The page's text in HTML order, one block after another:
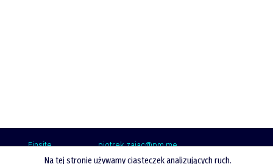
Finsite
piotrek.zajac@pm.me
Na tej stronie używamy ciasteczek analizujących ruch.